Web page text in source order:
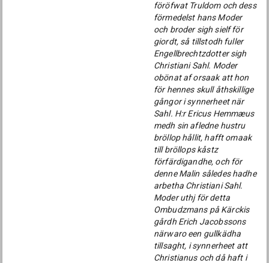
föröfwat Truldom och dess
förmedelst hans Moder
och broder sigh sielf för
giordt, så tillstodh fuller
Engellbrechtzdotter sigh
Christiani Sahl. Moder
obönat af orsaak att hon
för hennes skull åthskillige
gångor i synnerheet när
Sahl. H:r Ericus Hemmæus
medh sin afledne hustru
bröllop hållit, hafft omaak
till bröllops kåstz
förfärdigandhe, och för
denne Malin således hadhe
arbetha Christiani Sahl.
Moder uthj för detta
Ombudzmans på Kärckis
gårdh Erich Jacobssons
närwaro een gullkädha
tillsaght, i synnerheet att
Christianus och då haft i